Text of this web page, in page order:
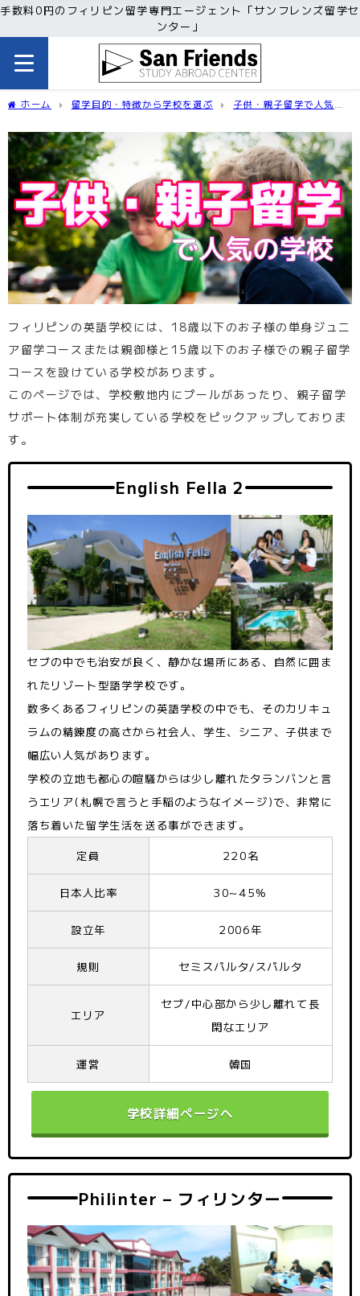
手数料0円のフィリピン留学専門エージェント「サンフレンズ留学セ
ンター」
ホーム 留学目的・特徴から学校を選ぶ
子供・親子留学で人気の
フィリピンの英語学校には、18歳以下のお子様の単身ジュニ
ア留学コースまたは親御様と15歳以下のお子様での親子留学
コースを設けている学校があります。
このページでは、学校敷地内にプールがあったり、親子留学
サポート体制が充実している学校をピックアップしておりま
す。
English Fella 2
セブの中でも治安が良く、静かな場所にある、自然に囲ま
れたリゾート型語学学校です。
数多くあるフィリピンの英語学校の中でも、そのカリキュ
ラムの精錬度の高さから社会人、学生、シニア、子供まで
幅広い人気があります。
学校の立地も都心の喧騒からは少し離れたタランバンと言
うエリア(札幌で言うと手稲のようなイメージ)で、非常に
落ち着いた留学生活を送る事ができます。
定員
220名
日本人比率 30~45%
設立年 2006年
規則 セミスパルタ/スパルタ
エリア
セブ/中心部から少し離れて長
閑なエリア
運営 韓国
学校詳細ページへ
Philinter – フィリンター